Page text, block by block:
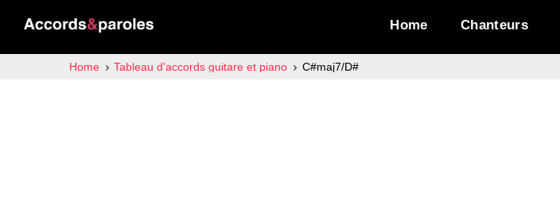
Home Chanteurs
Home Tableau d'accords guitare et piano C#maj7/D#